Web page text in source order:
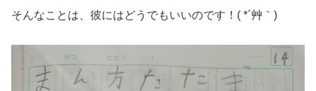
そんなことは、彼にはどうでもいいのです！( *´艸｀)